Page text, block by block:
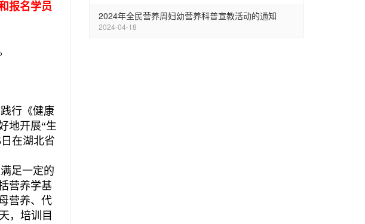
报名学员
行《健康
地开展“生
在湖北省
足一定的
营养学基
营养、代
，培训目
2024年全民营养周妇幼营养科普宣教活动的通知
2024-04-18